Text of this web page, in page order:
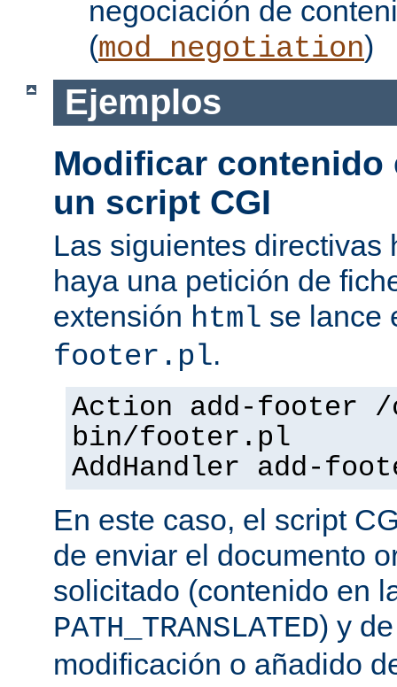
negociación de
(mod_negotiation)
Ejemplos
Modificar
un script CGI
Las siguientes directivas
haya una petición de
extensión html se lance
footer.pl.
Action add-footer
bin/footer.pl
AddHandler add-
En este caso, el script
de enviar el documento
solicitado (contenido en
PATH_TRANSLATED) y
modificación o añadido